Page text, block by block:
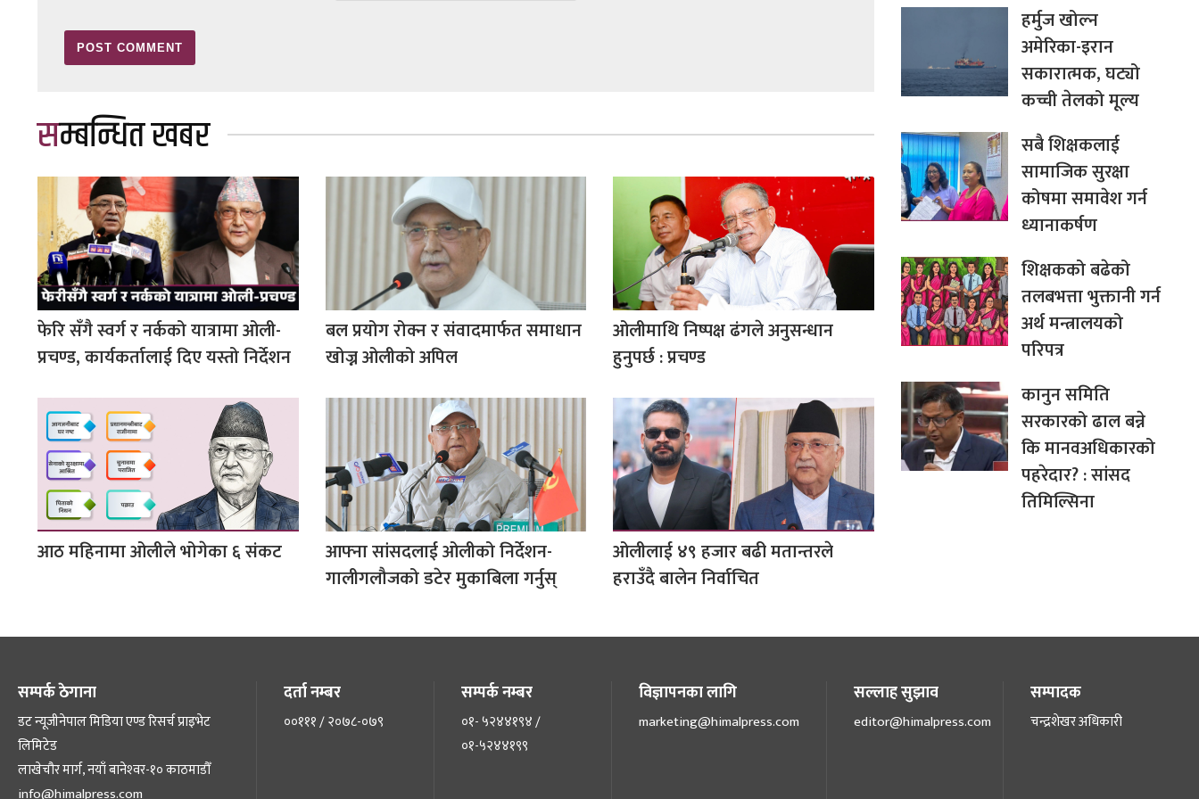
सम्बन्धित खबर
फेरि सँगै स्वर्ग र नर्कको यात्रामा ओली-
प्रचण्ड, कार्यकर्तालाई दिए यस्तो निर्देशन
बल प्रयोग रोक्न र संवादमार्फत समाधान
खोज्न ओलीको अपिल
ओलीमाथि निष्पक्ष ढंगले अनुसन्धान
हुनुपर्छ : प्रचण्ड
आठ महिनामा ओलीले भोगेका ६ संकट
आफ्ना सांसदलाई ओलीको निर्देशन-
गालीगलौजको डटेर मुकाबिला गर्नुस्
ओलीलाई ४९ हजार बढी मतान्तरले
हराउँदै बालेन निर्वाचित
हर्मुज खोल्न
अमेरिका-इरान
सकारात्मक, घट्यो
कच्ची तेलको मूल्य
सबै शिक्षकलाई
सामाजिक सुरक्षा
कोषमा समावेश गर्न
ध्यानाकर्षण
शिक्षकको बढेको
तलबभत्ता भुक्तानी गर्न
अर्थ मन्त्रालयको
परिपत्र
कानुन समिति
सरकारको ढाल बन्ने
कि मानवअधिकारको
पहरेदार? : सांसद
तिमिल्सिना
सम्पर्क ठेगाना
डट न्यूजीनेपाल मिडिया एण्ड रिसर्च प्राइभेट
लिमिटेड
लाखेचौर मार्ग, नयाँ बानेश्‍वर-१० काठमाडौँ
info@himalpress.com
दर्ता नम्बर
००१११ / २०७८-०७९
सम्पर्क नम्बर
०१- ५२४४१९४ /
०१-५२४४१९९
विज्ञापनका लागि
marketing@himalpress.com
सल्लाह सुझाव
editor@himalpress.com
सम्पादक
चन्द्रशेखर अधिकारी